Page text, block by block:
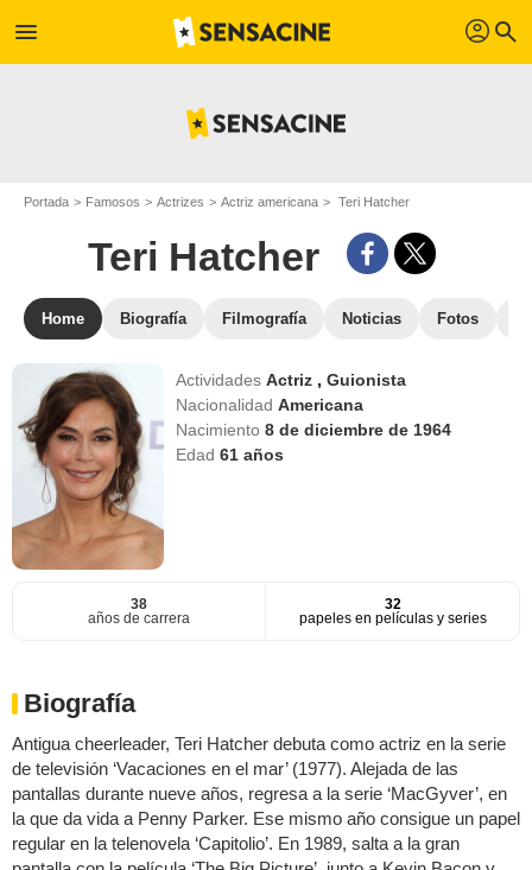
menu profil search
Portada Famosos Actrizes Actriz americana Teri Hatcher
Teri Hatcher
Home Biografía Filmografía Noticias Fotos
ActividadesActriz ,Guionista
NacionalidadAmericana
Nacimiento8 de diciembre de 1964
Edad61 años
38
años de carrera
32
papeles en películas y series
Biografía
Antigua cheerleader, Teri Hatcher debuta como actriz en la serie
de televisión ‘Vacaciones en el mar’ (1977). Alejada de las
pantallas durante nueve años, regresa a la serie ‘MacGyver’, en
la que da vida a Penny Parker. Ese mismo año consigue un papel
regular en la telenovela ‘Capitolio’. En 1989, salta a la gran